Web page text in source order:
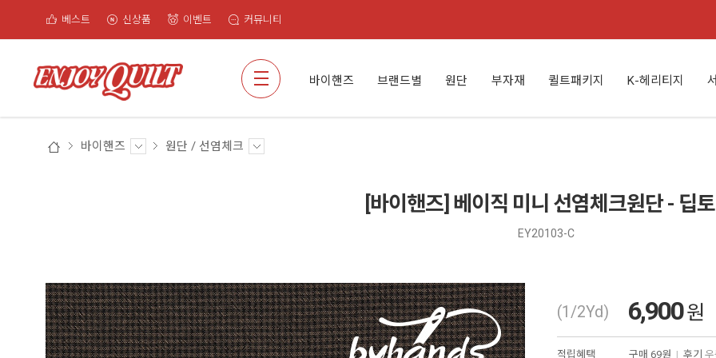
베스트 신상품 이벤트 커뮤니티
바이핸즈 브랜드별 원단 부자재 퀼트패키지 K-헤리티지
바이핸즈 원단 / 선염체크
[바이핸즈] 베이직 미니 선염체크원단 - 딥
EY20103-C
(1/2Yd) 6,900원
적립혜택 구매 69원 | 후기